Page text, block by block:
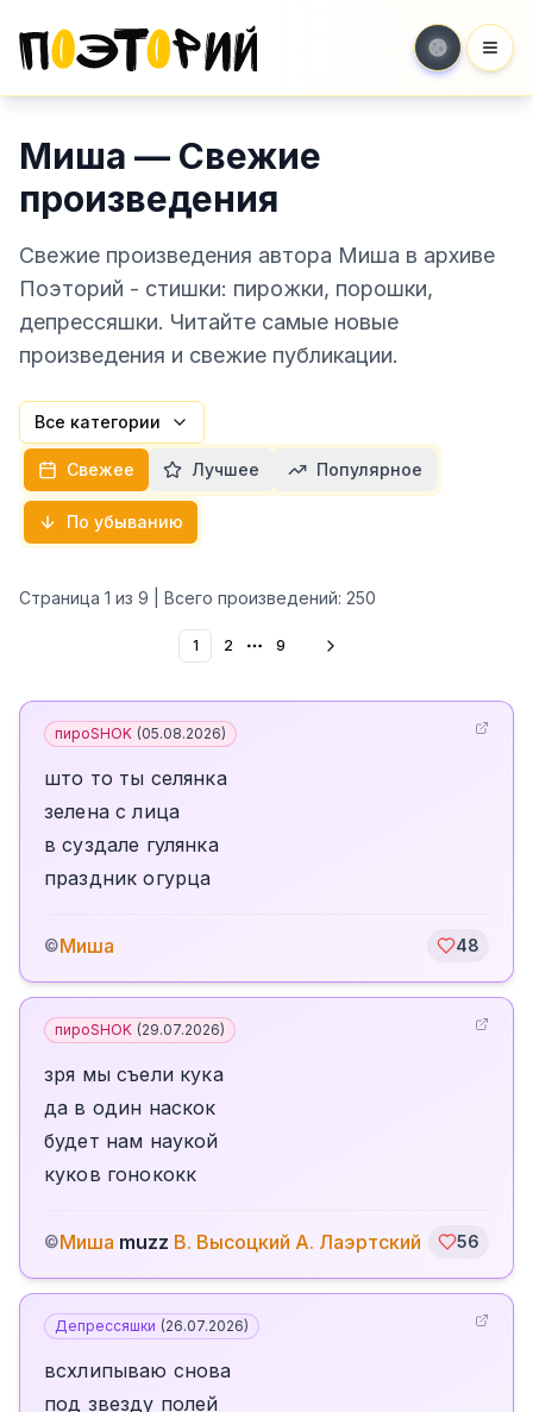
Миша — Свежие
произведения
Свежие произведения автора Миша в архиве
Поэторий - стишки: пирожки, порошки,
депрессяшки. Читайте самые новые
произведения и свежие публикации.
Все категории
Свежее Лучшее Популярное
По убыванию
Страница 1 из 9 | Всего произведений: 250
1 2 More pages
9
пироSHOK (05.08.2026)
што то ты селянка
зелена с лица
в суздале гулянка
праздник огурца
©Миша 48
пироSHOK (29.07.2026)
зря мы съели кука
да в один наскок
будет нам наукой
куков гонококк
©Миша muzz В. Высоцкий А. Лаэртский 56
Депрессяшки (26.07.2026)
всхлипываю снова
под звезду полей